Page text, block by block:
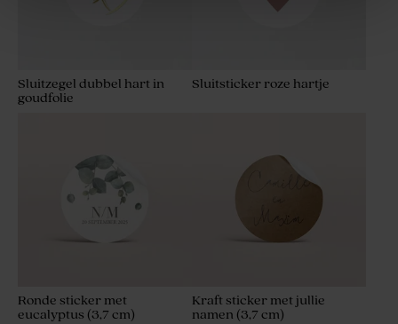
Sluitzegel dubbel hart in
goudfolie
Sluitsticker roze hartje
Ronde sticker met
eucalyptus (3,7 cm)
Kraft sticker met jullie
namen (3,7 cm)